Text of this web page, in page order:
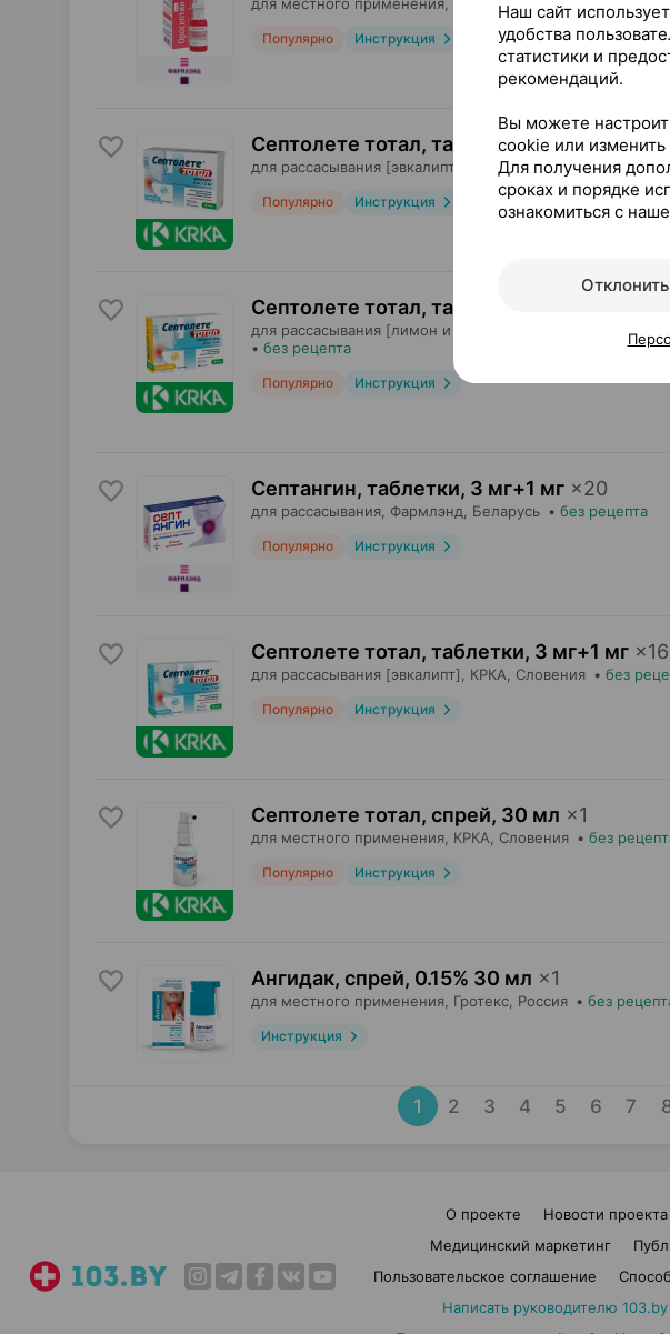
Популярно Инструкция
Септолете тотал, таблетки,3 мг+1 мг×
для рассасывания [эвкалипт], КРКА, Словения•без
Популярно Инструкция
Септолете тотал, таблетки
для рассасывания [лимон и мед],
• без рецепта
Популярно Инструкция
Септангин, таблетки, 3 мг+1 мг ×20
для рассасывания, Фармлэнд , Беларусь • без рецепта
Популярно Инструкция
Септолете тотал, таблетки, 3 мг+1 мг ×16
для рассасывания [эвкалипт], КРКА , Словения • без
Популярно Инструкция
Септолете тотал, спрей, 30 мл ×1
для местного применения, КРКА , Словения • без
Популярно Инструкция
Ангидак, спрей, 0.15% 30 мл ×1
для местного применения, Гротекс , Россия • без
Инструкция
1 2 3 4 5 6 7
О проекте Новости проекта
Медицинский маркетинг
Пользовательское соглашение
Написать руководителю 103.by
Наш сайт
удобства
статистики и
рекомендаций.
Вы можете
cookie или изменить
Для получения
сроках и порядке
ознакомиться с
Отклонить